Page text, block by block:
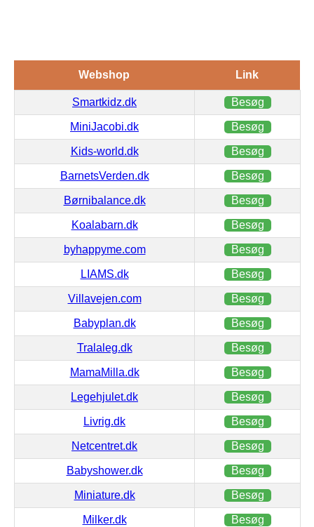
Webshop Link
Smartkidz.dk Besøg
MiniJacobi.dk Besøg
Kids-world.dk Besøg
BarnetsVerden.dk Besøg
Børnibalance.dk Besøg
Koalabarn.dk Besøg
byhappyme.com Besøg
LIAMS.dk Besøg
Villavejen.com Besøg
Babyplan.dk Besøg
Tralaleg.dk Besøg
MamaMilla.dk Besøg
Legehjulet.dk Besøg
Livrig.dk Besøg
Netcentret.dk Besøg
Babyshower.dk Besøg
Miniature.dk Besøg
Milker.dk Besøg